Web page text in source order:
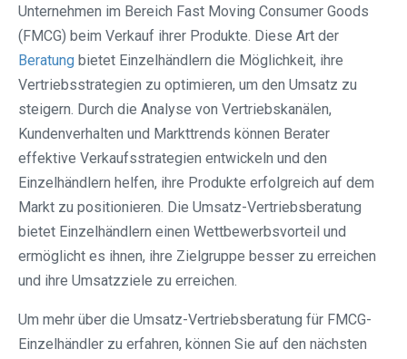
Unternehmen im Bereich Fast Moving Consumer Goods
(FMCG) beim Verkauf ihrer Produkte. Diese Art der
Beratung bietet Einzelhändlern die Möglichkeit, ihre
Vertriebsstrategien zu optimieren, um den Umsatz zu
steigern. Durch die Analyse von Vertriebskanälen,
Kundenverhalten und Markttrends können Berater
effektive Verkaufsstrategien entwickeln und den
Einzelhändlern helfen, ihre Produkte erfolgreich auf dem
Markt zu positionieren. Die Umsatz-Vertriebsberatung
bietet Einzelhändlern einen Wettbewerbsvorteil und
ermöglicht es ihnen, ihre Zielgruppe besser zu erreichen
und ihre Umsatzziele zu erreichen.
Um mehr über die Umsatz-Vertriebsberatung für FMCG-
Einzelhändler zu erfahren, können Sie auf den nächsten